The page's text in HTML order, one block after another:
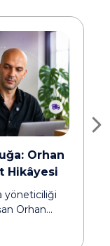
25
değildim ve
bir noktada